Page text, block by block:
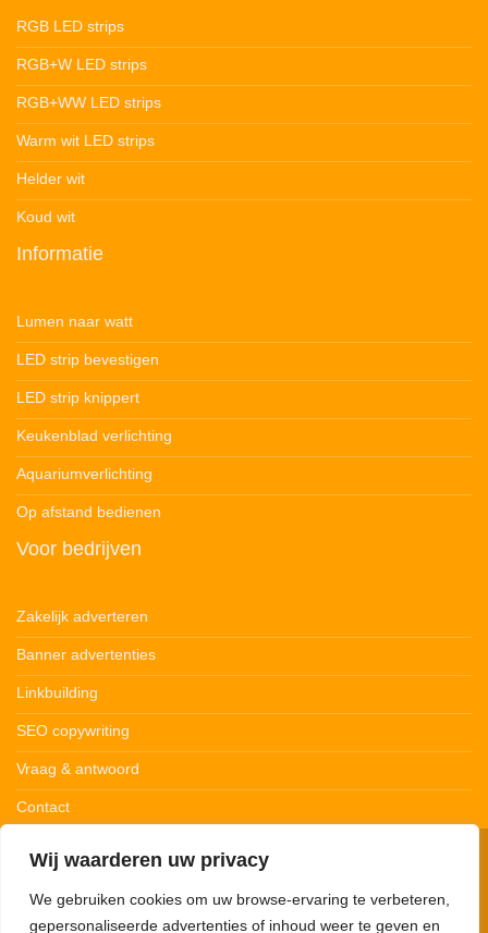
Wij waarderen uw privacy
We gebruiken cookies om uw browse-ervaring te verbeteren,
gepersonaliseerde advertenties of inhoud weer te geven en
RGB LED strips
RGB+W LED strips
RGB+WW LED strips
Warm wit LED strips
Helder wit
Koud wit
Informatie
Lumen naar watt
LED strip bevestigen
LED strip knippert
Keukenblad verlichting
Aquariumverlichting
Op afstand bedienen
Voor bedrijven
Zakelijk adverteren
Banner advertenties
Linkbuilding
SEO copywriting
Vraag & antwoord
Contact
Privacybeleid Cookiebeleid Disclaimer